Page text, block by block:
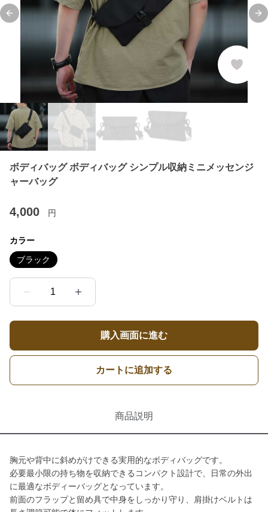
Previous slide
ボディバッグ ボディバッグ シンプル収納ミニメッセンジ
ャーバッグ
4,000 円
カラー
ブラック
1
購入画面に進む
カートに追加する
商品説明
胸元や背中に斜めがけできる実用的なボディバッグです。
必要最小限の持ち物を収納できるコンパクト設計で、日常の外出
に最適なボディーバッグとなっています。
前面のフラップと留め具で中身をしっかり守り、肩掛けベルトは